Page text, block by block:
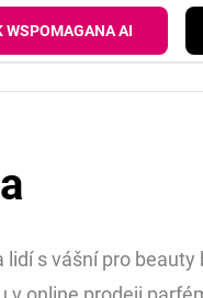
WSPOMAGANA AI
s vášní pro beauty